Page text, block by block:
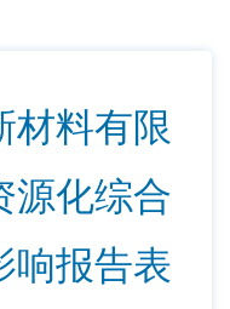
材料有限
源化综合
响报告表